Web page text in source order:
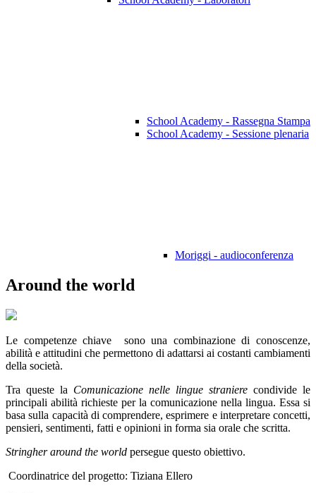
School Academy - Rassegna Stampa
School Academy - Sessione plenaria
Moriggi - audioconferenza
Around the world
Le competenze chiave sono una combinazione di conoscenze,
abilità e attitudini che permettono di adattarsi ai costanti cambiamenti
della società.
Tra queste la Comunicazione nelle lingue straniere condivide le
principali abilità richieste per la comunicazione nella lingua. Essa si
basa sulla capacità di comprendere, esprimere e interpretare concetti,
pensieri, sentimenti, fatti e opinioni in forma sia orale che scritta.
Stringher around the world persegue questo obiettivo.
Coordinatrice del progetto: Tiziana Ellero